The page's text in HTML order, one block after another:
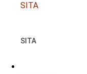
SITA
SITA